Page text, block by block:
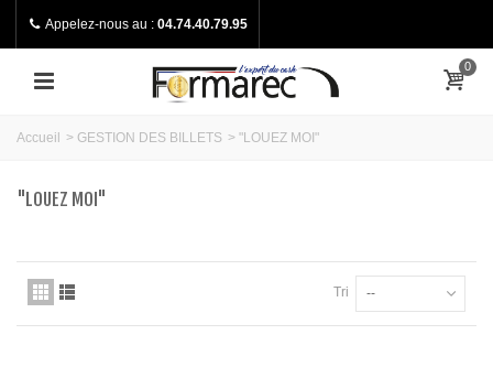
Appelez-nous au : 04.74.40.79.95
0
Accueil > GESTION DES BILLETS > "LOUEZ MOI"
"LOUEZ MOI"
Tri --